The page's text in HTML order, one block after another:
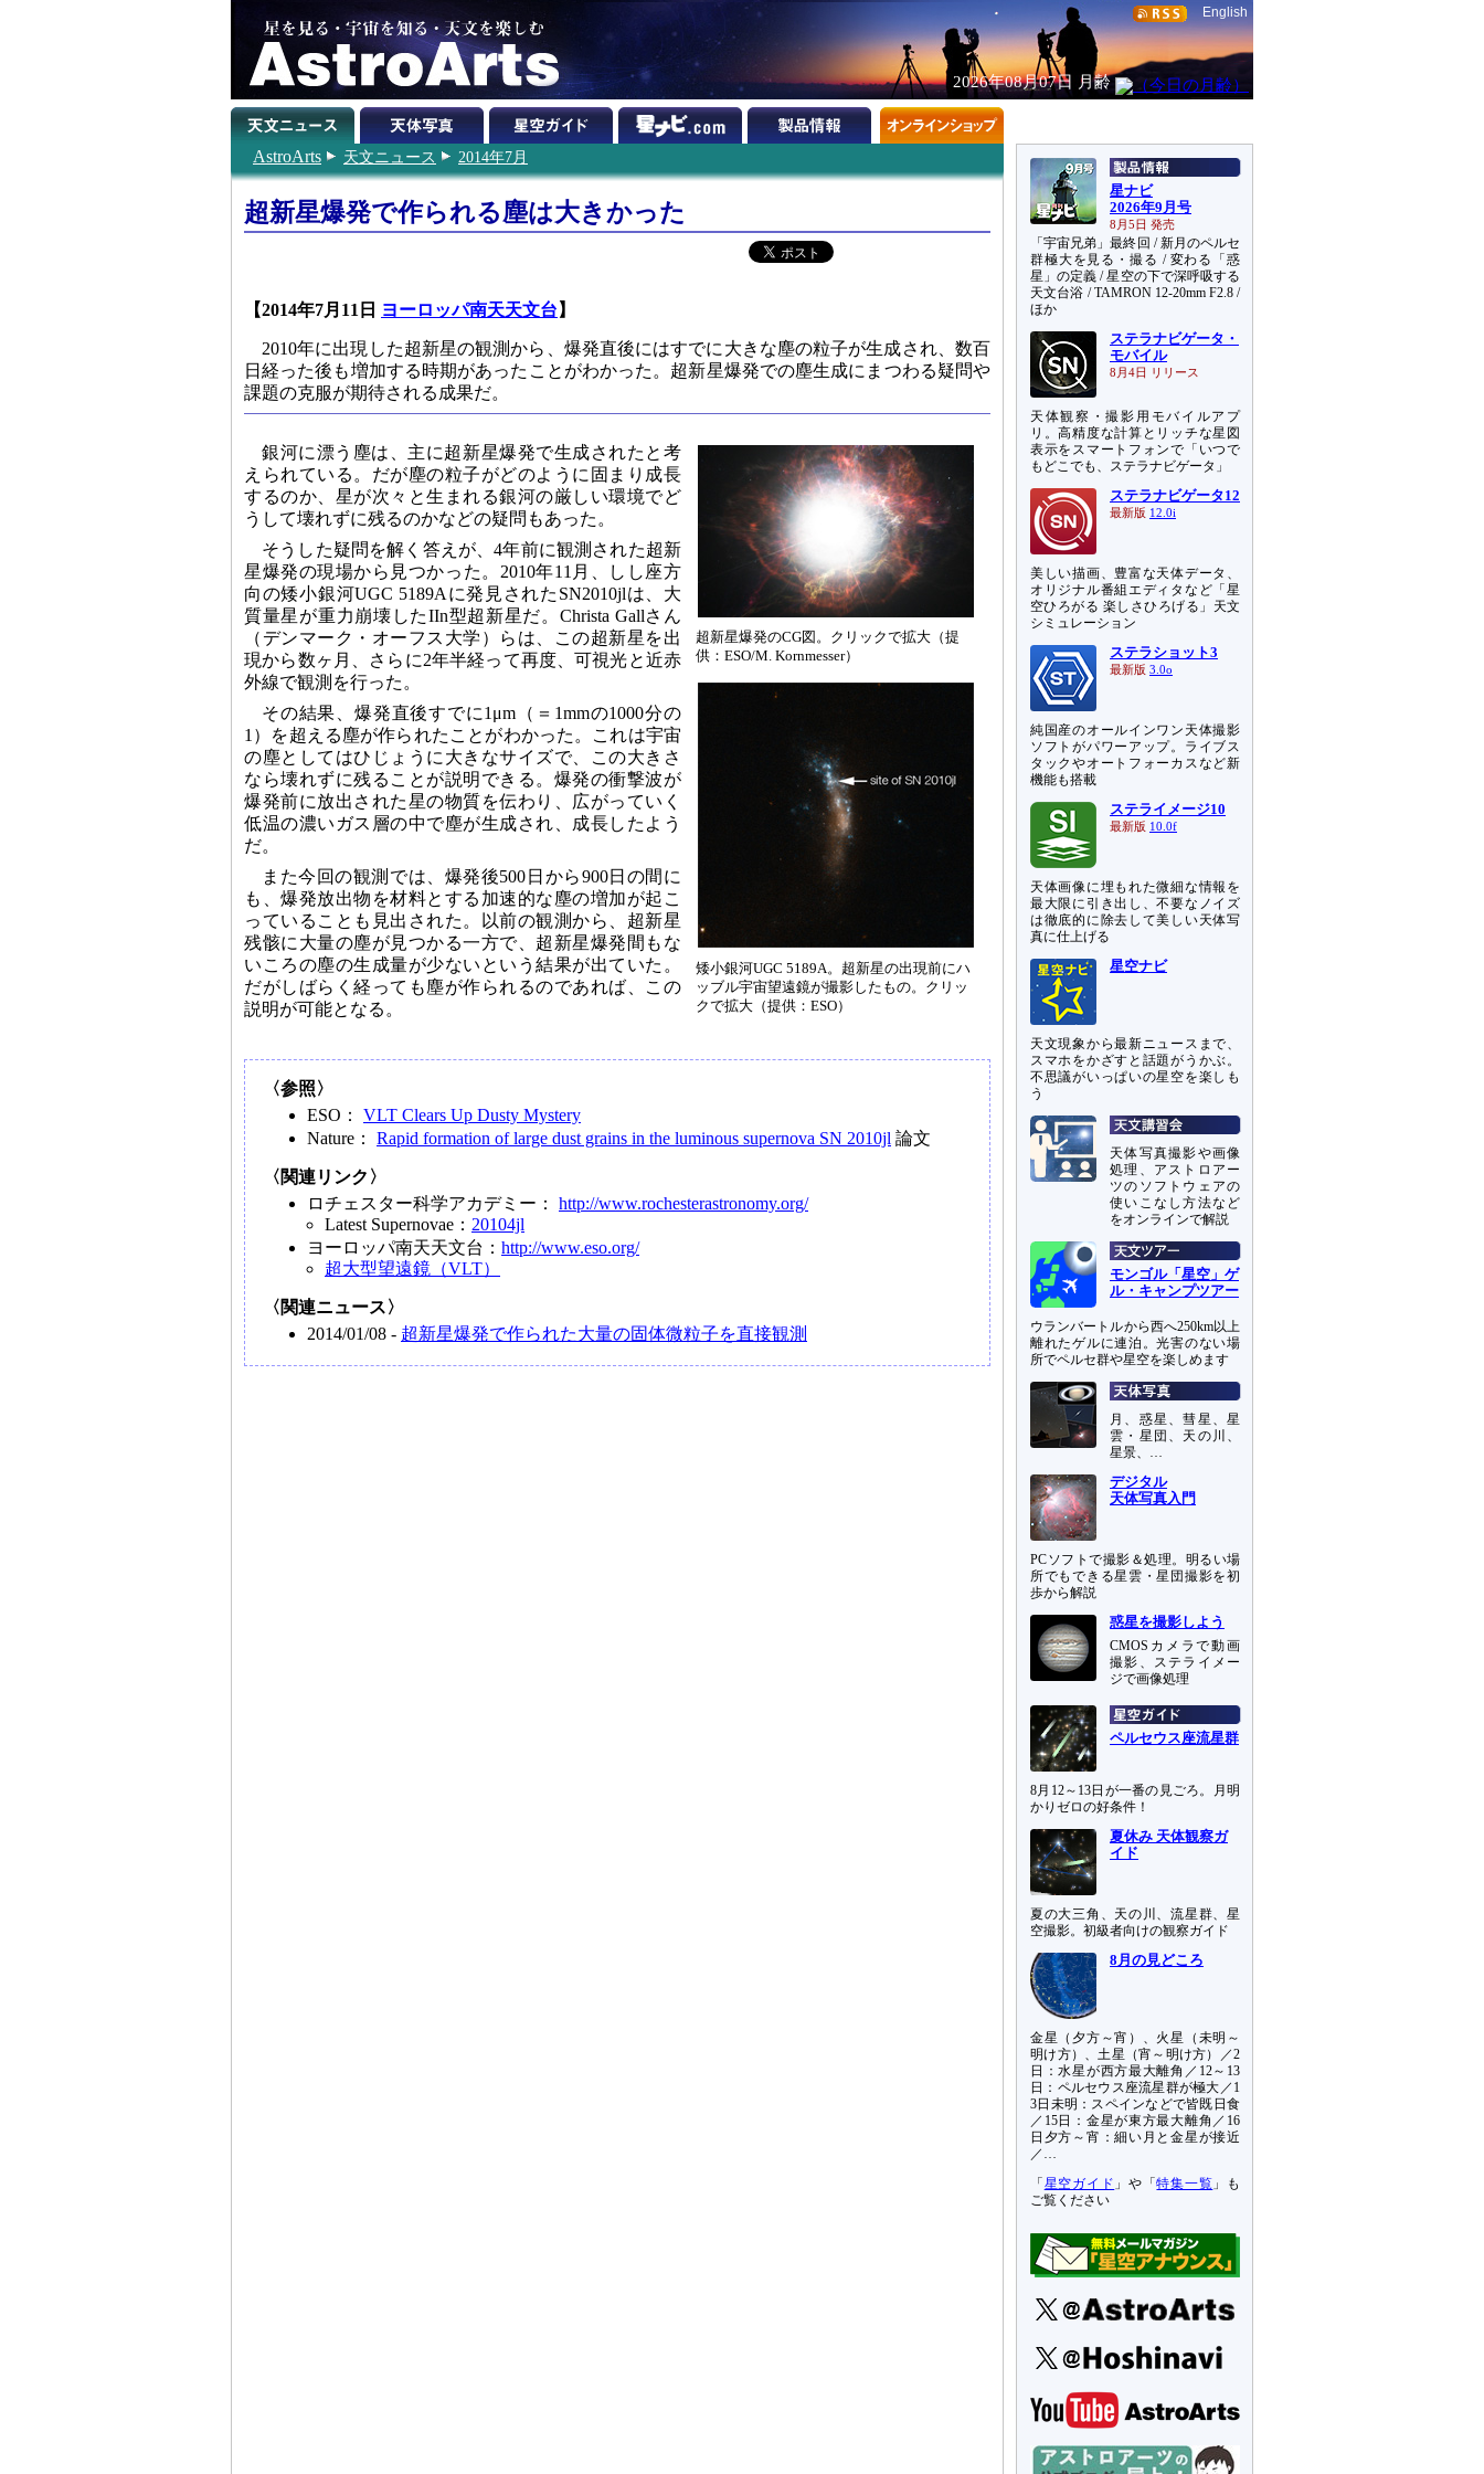
English
2026年08月07日 月齢
AstroArts 天文ニュース 2014年7月
超新星爆発で作られる塵は大きかった
【2014年7月11日 ヨーロッパ南天天文台 】
2010年に出現した超新星の観測から、爆発直後にはすでに大きな塵の粒子が生成され、数百
日経った後も増加する時期があったことがわかった。超新星爆発での塵生成にまつわる疑問や
課題の克服が期待される成果だ。
超新星爆発のCG図。クリックで拡大（提
供：ESO/M. Kornmesser）
矮小銀河UGC 5189A。超新星の出現前にハ
ッブル宇宙望遠鏡が撮影したもの。クリッ
クで拡大（提供：ESO）
銀河に漂う塵は、主に超新星爆発で生成されたと考
えられている。だが塵の粒子がどのように固まり成長
するのか、星が次々と生まれる銀河の厳しい環境でど
うして壊れずに残るのかなどの疑問もあった。
そうした疑問を解く答えが、4年前に観測された超新
星爆発の現場から見つかった。2010年11月、しし座方
向の矮小銀河UGC 5189Aに発見されたSN2010jlは、大
質量星が重力崩壊したIIn型超新星だ。Christa Gallさん
（デンマーク・オーフス大学）らは、この超新星を出
現から数ヶ月、さらに2年半経って再度、可視光と近赤
外線で観測を行った。
その結果、爆発直後すでに1μm（＝1mmの1000分の
1）を超える塵が作られたことがわかった。これは宇宙
の塵としてはひじょうに大きなサイズで、この大きさ
なら壊れずに残ることが説明できる。爆発の衝撃波が
爆発前に放出された星の物質を伝わり、広がっていく
低温の濃いガス層の中で塵が生成され、成長したよう
だ。
また今回の観測では、爆発後500日から900日の間に
も、爆発放出物を材料とする加速的な塵の増加が起こ
っていることも見出された。以前の観測から、超新星
残骸に大量の塵が見つかる一方で、超新星爆発間もな
いころの塵の生成量が少ないという結果が出ていた。
だがしばらく経っても塵が作られるのであれば、この
説明が可能となる。
〈参照〉
ESO： VLT Clears Up Dusty Mystery
Nature： Rapid formation of large dust grains in the luminous supernova SN 2010jl 論文
〈関連リンク〉
ロチェスター科学アカデミー： http://www.rochesterastronomy.org/
Latest Supernovae： 20104jl
ヨーロッパ南天天文台： http://www.eso.org/
超大型望遠鏡（VLT）
〈関連ニュース〉
2014/01/08 - 超新星爆発で作られた大量の固体微粒子を直接観測
星ナビ
2026年9月号
8月5日 発売
「宇宙兄弟」最終回 / 新月のペルセ
群極大を見る・撮る / 変わる「惑
星」の定義 / 星空の下で深呼吸する
天文台浴 / TAMRON 12-20mm F2.8 /
ほか
ステラナビゲータ・
モバイル
8月4日 リリース
天体観察・撮影用モバイルアプ
リ。高精度な計算とリッチな星図
表示をスマートフォンで「いつで
もどこでも、ステラナビゲータ」
ステラナビゲータ12
最新版 12.0i
美しい描画、豊富な天体データ、
オリジナル番組エディタなど「星
空ひろがる 楽しさひろげる」天文
シミュレーション
ステラショット3
最新版 3.0o
純国産のオールインワン天体撮影
ソフトがパワーアップ。ライブス
タックやオートフォーカスなど新
機能も搭載
ステライメージ10
最新版 10.0f
天体画像に埋もれた微細な情報を
最大限に引き出し、不要なノイズ
は徹底的に除去して美しい天体写
真に仕上げる
星空ナビ
天文現象から最新ニュースまで、
スマホをかざすと話題がうかぶ。
不思議がいっぱいの星空を楽しも
う
天体写真撮影や画像
処理、アストロアー
ツのソフトウェアの
使いこなし方法など
をオンラインで解説
モンゴル「星空」ゲ
ル・キャンプツアー
ウランバートルから西へ250km以上
離れたゲルに連泊。光害のない場
所でペルセ群や星空を楽しめます
月、惑星、彗星、星
雲・星団、天の川、
星景、…
デジタル
天体写真入門
PCソフトで撮影＆処理。明るい場
所でもできる星雲・星団撮影を初
歩から解説
惑星を撮影しよう
CMOSカメラで動画
撮影、ステライメー
ジで画像処理
ペルセウス座流星群
8月12～13日が一番の見ごろ。月明
かりゼロの好条件！
夏休み 天体観察ガ
イド
夏の大三角、天の川、流星群、星
空撮影。初級者向けの観察ガイド
8月の見どころ
金星（夕方～宵）、火星（未明～
明け方）、土星（宵～明け方）／2
日：水星が西方最大離角／12～13
日：ペルセウス座流星群が極大／1
3日未明：スペインなどで皆既日食
／15日：金星が東方最大離角／16
日夕方～宵：細い月と金星が接近
／…
「 星空ガイド 」や「特集一覧 」も
ご覧ください